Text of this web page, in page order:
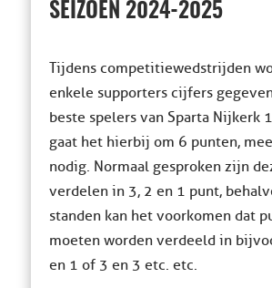
SEIZOEN 2024-2025
Tijdens competitiewedstrijden
enkele supporters cijfers
beste spelers van Sparta Nijkerk
gaat het hierbij om 6 punten,
nodig. Normaal gesproken zijn
verdelen in 3, 2 en 1 punt,
standen kan het voorkomen dat
moeten worden verdeeld in
en 1 of 3 en 3 etc. etc.